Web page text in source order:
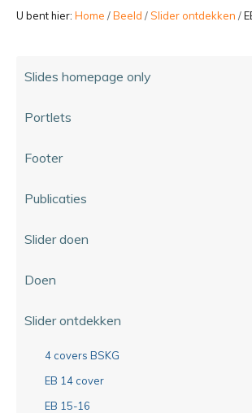
zoeken...
U bent hier: Home /Beeld /Slider ontdekken /
Slides homepage only
Portlets
Footer
Publicaties
Slider doen
Doen
Slider ontdekken
4 covers BSKG
EB 14 cover
EB 15-16